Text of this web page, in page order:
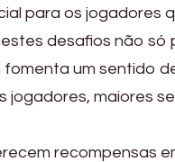
para os jogadores
desafios não
um sentido
jogadores, maiores
recompensas